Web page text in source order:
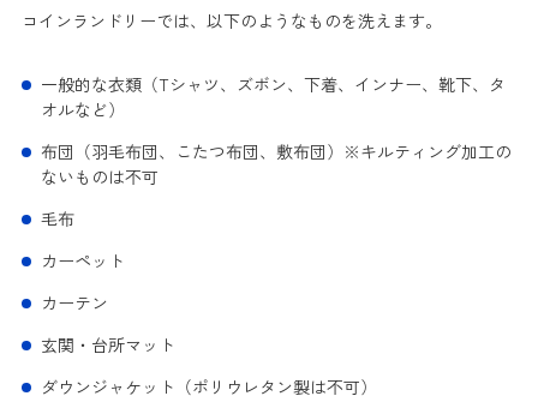
コインランドリーでは、以下のようなものを洗えます。
一般的な衣類（Tシャツ、ズボン、下着、インナー、靴下、タ
オルなど）
布団（羽毛布団、こたつ布団、敷布団）※キルティング加工の
ないものは不可
毛布
カーペット
カーテン
玄関・台所マット
ダウンジャケット（ポリウレタン製は不可）